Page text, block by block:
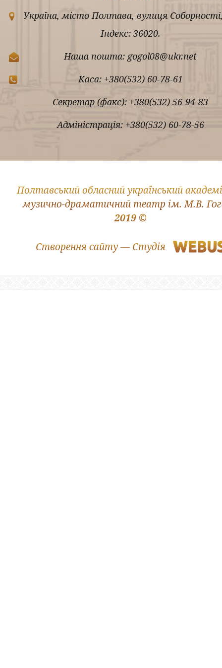
Україна, місто Полтава, вулиця
Індекс: 36020.
Наша пошта: gogol08@ukr.net
Каса: +380(532) 60-78-61
Секретар (факс): +380(532) 56-94-83
Адміністрація: +380(532) 60-78-56
2019 ©
Полтавський обласний український
музично-драматичний театр ім. М.В.
Створення сайту — Студія